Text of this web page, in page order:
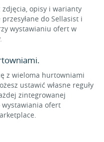
zdjęcia, opisy i warianty
do Sellasist i
wystawianiu ofert w
z wieloma hurtowniami
ustawić własne reguły
zintegrowanej
ofert